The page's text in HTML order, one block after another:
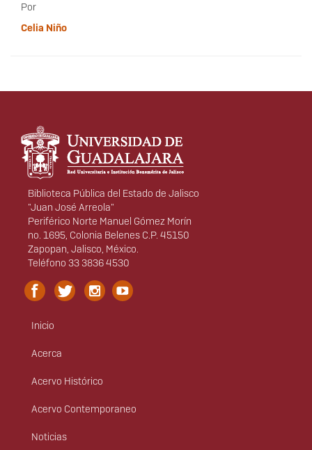
Por
Celia Niño
Información del
portal
Biblioteca Pública del Estado de Jalisco
"Juan José Arreola"
Periférico Norte Manuel Gómez Morín
no. 1695, Colonia Belenes C.P. 45150
Zapopan, Jalisco, México.
Teléfono 33 3836 4530
Menú
principal
Inicio
Acerca
Acervo Histórico
Acervo Contemporaneo
Noticias